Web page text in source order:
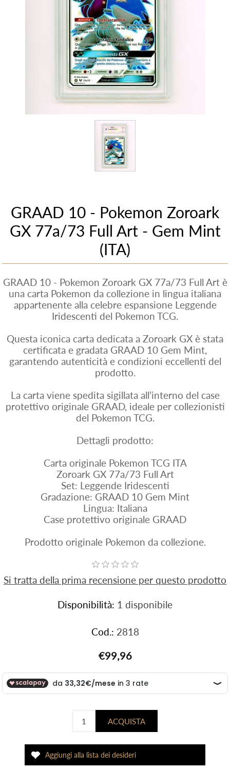
GRAAD 10 - Pokemon Zoroark
GX 77a/73 Full Art - Gem Mint
(ITA)
GRAAD 10 - Pokemon Zoroark GX 77a/73 Full Art è
una carta Pokemon da collezione in lingua italiana
appartenente alla celebre espansione Leggende
Iridescenti del Pokemon TCG.
Questa iconica carta dedicata a Zoroark GX è stata
certificata e gradata GRAAD 10 Gem Mint,
garantendo autenticità e condizioni eccellenti del
prodotto.
La carta viene spedita sigillata all’interno del case
protettivo originale GRAAD, ideale per collezionisti
del Pokemon TCG.
Dettagli prodotto:
Carta originale Pokemon TCG ITA
Zoroark GX 77a/73 Full Art
Set: Leggende Iridescenti
Gradazione: GRAAD 10 Gem Mint
Lingua: Italiana
Case protettivo originale GRAAD
Prodotto originale Pokemon da collezione.
Si tratta della prima recensione per questo prodotto
Disponibilità: 1 disponibile
Cod.: 2818
€99,96